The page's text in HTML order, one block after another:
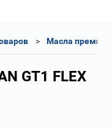
Масла премиум
GT1 FLEX